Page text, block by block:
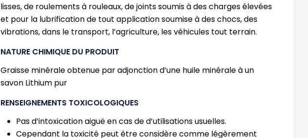
lisses, de roulements à rouleaux, de joints soumis à des charges élevées
et pour la lubrification de tout application soumise à des chocs, des
vibrations, dans le transport, l’agriculture, les véhicules tout terrain.
NATURE CHIMIQUE DU PRODUIT
Graisse minérale obtenue par adjonction d’une huile minérale à un
savon Lithium pur
RENSEIGNEMENTS TOXICOLOGIQUES
Pas d’intoxication aiguë en cas de d’utilisations usuelles.
Cependant la toxicité peut être considère comme légèrement